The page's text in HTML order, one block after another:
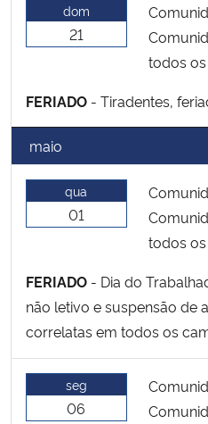
dom
21
todos
FERIADO - Tiradentes,
maio
qua
01
todos
FERIADO - Dia do
não letivo e suspensão de
correlatas em todos os
seg
06